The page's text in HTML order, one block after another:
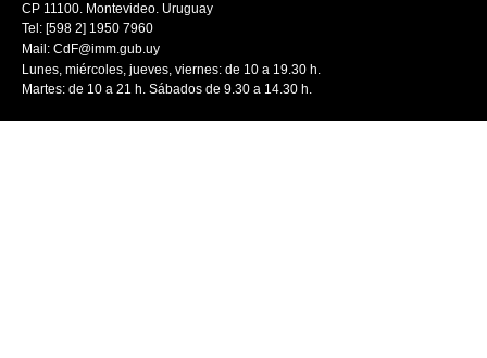
CP 11100. Montevideo. Uruguay
Tel: [598 2] 1950 7960
Mail: CdF@imm.gub.uy
Lunes, miércoles, jueves, viernes: de 10 a 19.30 h.
Martes: de 10 a 21 h. Sábados de 9.30 a 14.30 h.